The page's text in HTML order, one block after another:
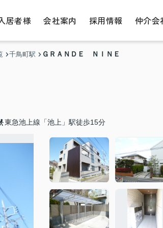
居者様 会社案内 採用情報 仲介会
千鳥町駅 ＧＲＡＮＤＥ ＮＩＮＥ
東急池上線「池上」駅徒歩15分